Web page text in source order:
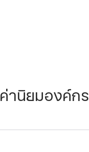
ค่านิยมองค์กร